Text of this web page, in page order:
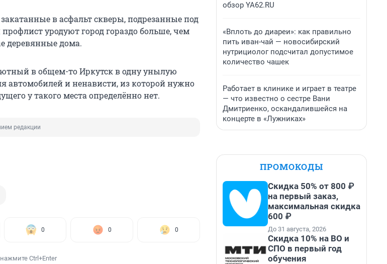
в асфальт скверы, подрезанные под
уродуют город гораздо больше, чем
деревянные дома.
в общем-то Иркутск в одну унылую
автомобилей и ненависти, из которой нужно
у такого места определённо нет.
редакции
0 0 0
Ctrl+Enter
обзор YA62.RU
«Вплоть до диареи»: как правильно
пить иван-чай — новосибирский
нутрициолог подсчитал допустимое
количество чашек
Работает в клинике и играет в театре
— что известно о сестре Вани
Дмитриенко, оскандалившейся на
концерте в «Лужниках»
ПРОМОКОДЫ
Скидка 50% от 800 ₽
на первый заказ,
максимальная скидка
600 ₽
До 31 августа, 2026
Скидка 10% на ВО и
СПО в первый год
обучения